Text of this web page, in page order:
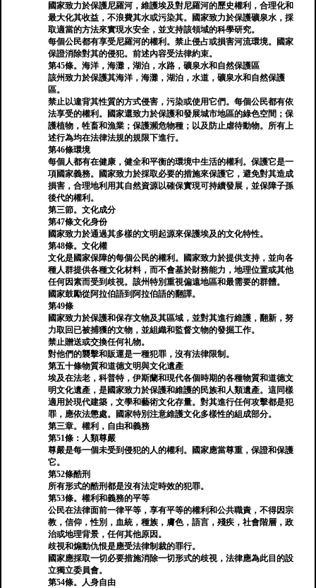
國家致力於保護尼羅河，維護埃及對尼羅河的歷史權利，合理化和
最大化其收益，不浪費其水或污染其。國家致力於保護礦泉水，採
取適當的方法來實現水安全，並支持該領域的科學研究。
每個公民都有享受尼羅河的權利。禁止侵占或損害河流環境。國家
保證消除對其的侵犯。前述內容受法律約束。
第45條。海洋，海灘，湖泊，水路，礦泉水和自然保護區
該州致力於保護其海洋，海灘，湖泊，水道，礦泉水和自然保護
區。
禁止以違背其性質的方式侵害，污染或使用它們。每個公民都有依
法享受的權利。國家還致力於保護和發展城市地區的綠色空間；保
護植物，牲畜和漁業；保護瀕危物種；以及防止虐待動物。所有上
述行為均在法律法規的規限下進行。
第46條環境
每個人都有在健康，健全和平衡的環境中生活的權利。保護它是一
項國家義務。國家致力於採取必要的措施來保護它，避免對其造成
損害，合理地利用其自然資源以確保實現可持續發展，並保障子孫
後代的權利。
第三節。文化成分
第47條文化身份
國家致力於通過其多樣的文明起源來保護埃及的文化特性。
第48條。文化權
文化是國家保障的每個公民的權利。國家致力於提供支持，並向各
種人群提供各種文化材料，而不會基於財務能力，地理位置或其他
任何因素而受到歧視。該州特別重視偏遠地區和最需要的群體。
國家鼓勵從阿拉伯語到阿拉伯語的翻譯。
第49條
國家致力於保護和保存文物及其區域，並對其進行維護，翻新，努
力取回已被捕獲的文物，並組織和監督文物的發掘工作。
禁止贈送或交換任何礼物。
對他們的襲擊和販運是一種犯罪，沒有法律限制。
第五十條物質和道德文明與文化遺產
埃及在法老，科普特，伊斯蘭和現代各個時期的各種物質和道德文
明文化遺產，是國家致力於保護和維護的民族和人類遺產。這同樣
適用於現代建築，文學和藝術文化存量。對其進行任何攻擊都是犯
罪，應依法懲處。國家特別注意維護文化多樣性的組成部分。
第三章。權利，自由和義務
第51條：人類尊嚴
尊嚴是每一個未受到侵犯的人的權利。國家應當尊重，保證和保護
它。
第52條酷刑
所有形式的酷刑都是沒有法定時效的犯罪。
第53條。權利和義務的平等
公民在法律面前一律平等，享有平等的權利和公共職責，不得因宗
教，信仰，性別，血統，種族，膚色，語言，殘疾，社會階層，政
治或地理背景，任何其他原因。
歧視和煽動仇恨是應受法律制裁的罪行。
國家應採取一切必要措施消除一切形式的歧視，法律應為此目的設
立獨立委員會。
第54條。人身自由